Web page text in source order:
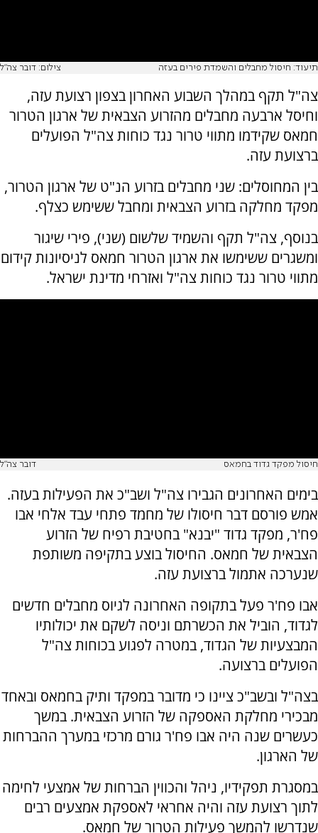
תיעוד: חיסול מחבלים והשמדת פירים בעזה צילום: דובר צה"ל
צה"ל תקף במהלך השבוע האחרון בצפון רצועת עזה,
וחיסל ארבעה מחבלים מהזרוע הצבאית של ארגון הטרור
חמאס שקידמו מתווי טרור נגד כוחות צה"ל הפועלים
ברצועת עזה.
בין המחוסלים: שני מחבלים בזרוע הנ"ט של ארגון הטרור,
מפקד מחלקה בזרוע הצבאית ומחבל ששימש כצלף.
בנוסף, צה"ל תקף והשמיד שלשום (שני), פירי שיגור
ומשגרים ששימשו את ארגון הטרור חמאס לניסיונות קידום
מתווי טרור נגד כוחות צה"ל ואזרחי מדינת ישראל.
חיסול מפקד גדוד בחמאס דובר צה"ל
בימים האחרונים הגבירו צה"ל ושב"כ את הפעילות בעזה.
אמש פורסם דבר חיסולו של מחמד פתחי עבד אלחי אבו
פח'ר, מפקד גדוד "יבנא" בחטיבת רפיח של הזרוע
הצבאית של חמאס. החיסול בוצע בתקיפה משותפת
שנערכה אתמול ברצועת עזה.
אבו פח'ר פעל בתקופה האחרונה לגיוס מחבלים חדשים
לגדוד, הוביל את הכשרתם וניסה לשקם את יכולותיו
המבצעיות של הגדוד, במטרה לפגוע בכוחות צה"ל
הפועלים ברצועה.
בצה"ל ובשב"כ ציינו כי מדובר במפקד ותיק בחמאס ובאחד
מבכירי מחלקת האספקה של הזרוע הצבאית. במשך
כעשרים שנה היה אבו פח'ר גורם מרכזי במערך ההברחות
של הארגון.
במסגרת תפקידיו, ניהל והכווין הברחות של אמצעי לחימה
לתוך רצועת עזה והיה אחראי לאספקת אמצעים רבים
שנדרשו להמשך פעילות הטרור של חמאס.